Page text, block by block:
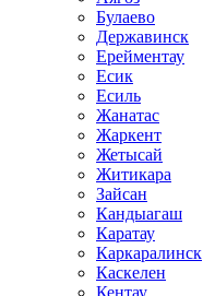
Булаево
Державинск
Ерейментау
Есик
Есиль
Жанатас
Жаркент
Жетысай
Житикара
Зайсан
Кандыагаш
Каратау
Каркаралинск
Каскелен
Кентау